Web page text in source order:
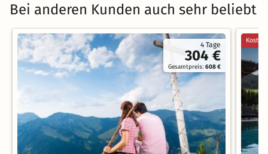
Bei anderen Kunden auch sehr beliebt
4 Tage
304 €
Gesamtpreis:608 €